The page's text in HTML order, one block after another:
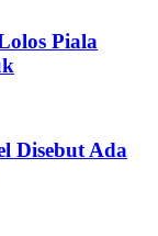
Piala
Disebut Ada